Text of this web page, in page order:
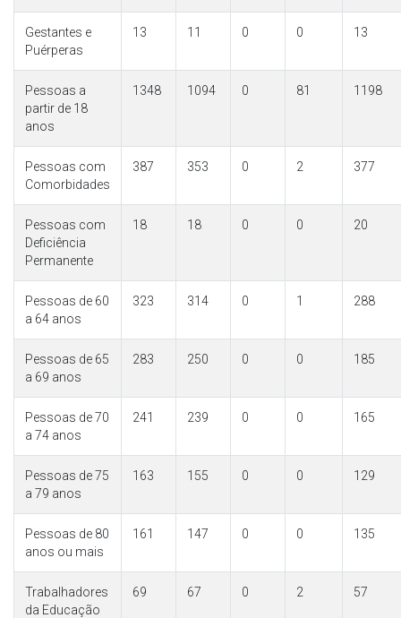
Gestantes e
Puérperas
13 11 0 0 13
Pessoas a
partir de 18
anos
1348 1094 0 81 1198
Pessoas com
Comorbidades
387 353 0 2 377
Pessoas com
Deficiência
Permanente
18 18 0 0 20
Pessoas de 60
a 64 anos
323 314 0 1 288
Pessoas de 65
a 69 anos
283 250 0 0 185
Pessoas de 70
a 74 anos
241 239 0 0 165
Pessoas de 75
a 79 anos
163 155 0 0 129
Pessoas de 80
anos ou mais
161 147 0 0 135
Trabalhadores
da Educação
69 67 0 2 57